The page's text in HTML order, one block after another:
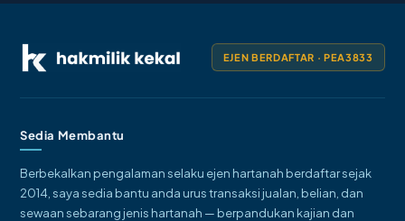
EJEN BERDAFTAR · PEA3833
Sedia Membantu
Berbekalkan pengalaman selaku ejen hartanah berdaftar sejak
2014, saya sedia bantu anda urus transaksi jualan, belian, dan
sewaan sebarang jenis hartanah — berpandukan kajian dan